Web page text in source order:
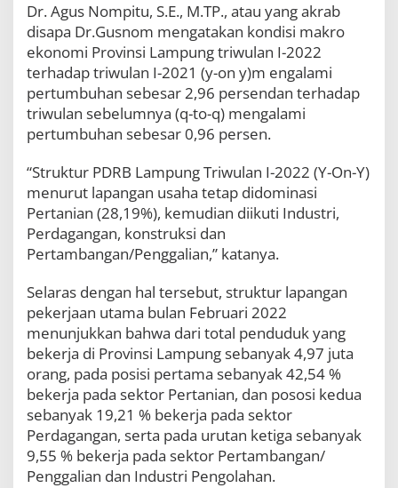
o
m
:
S
i
a
p
e
s
i
n
e
g
M
e
w
u
j
d
k
a
n
i
s
Dr. Agus Nompitu, S.E., M.TP., atau yang akrab
disapa Dr.Gusnom mengatakan kondisi makro
ekonomi Provinsi Lampung triwulan I-2022
terhadap triwulan I-2021 (y-on y)m engalami
pertumbuhan sebesar 2,96 persendan terhadap
triwulan sebelumnya (q-to-q) mengalami
pertumbuhan sebesar 0,96 persen.
“Struktur PDRB Lampung Triwulan I-2022 (Y-On-Y)
menurut lapangan usaha tetap didominasi
Pertanian (28,19%), kemudian diikuti Industri,
Perdagangan, konstruksi dan
Pertambangan/Penggalian,” katanya.
Selaras dengan hal tersebut, struktur lapangan
pekerjaan utama bulan Februari 2022
menunjukkan bahwa dari total penduduk yang
bekerja di Provinsi Lampung sebanyak 4,97 juta
orang, pada posisi pertama sebanyak 42,54 %
bekerja pada sektor Pertanian, dan pososi kedua
sebanyak 19,21 % bekerja pada sektor
Perdagangan, serta pada urutan ketiga sebanyak
9,55 % bekerja pada sektor Pertambangan/
Penggalian dan Industri Pengolahan.